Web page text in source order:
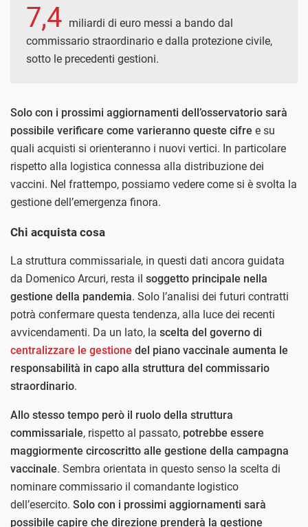
7,4 miliardi di euro messi a bando dal
commissario straordinario e dalla protezione civile,
sotto le precedenti gestioni.
Solo con i prossimi aggiornamenti dell’osservatorio sarà
possibile verificare come varieranno queste cifre e su
quali acquisti si orienteranno i nuovi vertici. In particolare
rispetto alla logistica connessa alla distribuzione dei
vaccini. Nel frattempo, possiamo vedere come si è svolta la
gestione dell’emergenza finora.
Chi acquista cosa
La struttura commissariale, in questi dati ancora guidata
da Domenico Arcuri, resta il soggetto principale nella
gestione della pandemia. Solo l’analisi dei futuri contratti
potrà confermare questa tendenza, alla luce dei recenti
avvicendamenti. Da un lato, la scelta del governo di
centralizzare le gestione del piano vaccinale aumenta le
responsabilità in capo alla struttura del commissario
straordinario.
Allo stesso tempo però il ruolo della struttura
commissariale, rispetto al passato, potrebbe essere
maggiormente circoscritto alle gestione della campagna
vaccinale. Sembra orientata in questo senso la scelta di
nominare commissario il comandante logistico
dell’esercito. Solo con i prossimi aggiornamenti sarà
possibile capire che direzione prenderà la gestione